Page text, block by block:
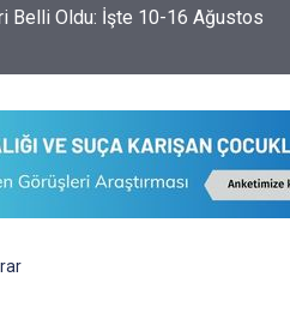
Öğrencilere Ek Yaptırım